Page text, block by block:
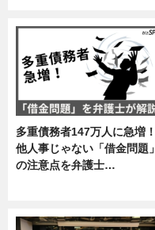
多重債務者147万人に急増！
他人事じゃない「借金問題」
の注意点を弁護士…